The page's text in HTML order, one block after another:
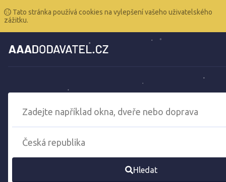
Tato stránka používá cookies na vylepšení vašeho uživatelského
zážitku.
Hledat